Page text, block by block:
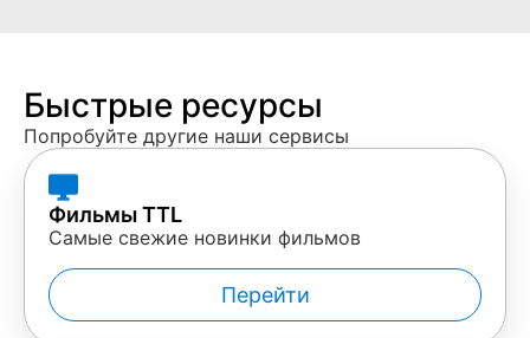
Быстрые ресурсы
Попробуйте другие наши сервисы
Фильмы TTL
Самые свежие новинки фильмов
Перейти